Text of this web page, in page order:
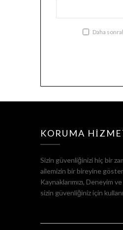
Daha
KORUMA
Sizin güvenliğinizi hiç bir
ailemizin bir bireyine
Kaynaklarımızı, Deneyim
sizin güvenliğiniz için